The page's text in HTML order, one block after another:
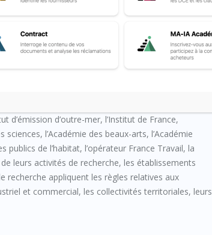
d’émission d’outre-mer, l’Institut de France,
l’Académie des beaux-arts, l’Académie
de l’habitat, l’opérateur France Travail, la
leurs activités de recherche, les établissements
recherche appliquent les règles relatives aux
et commercial, les collectivités territoriales, leurs